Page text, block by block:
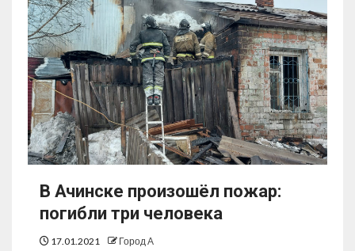
В Ачинске произошёл пожар:
погибли три человека
17.01.2021 Город А